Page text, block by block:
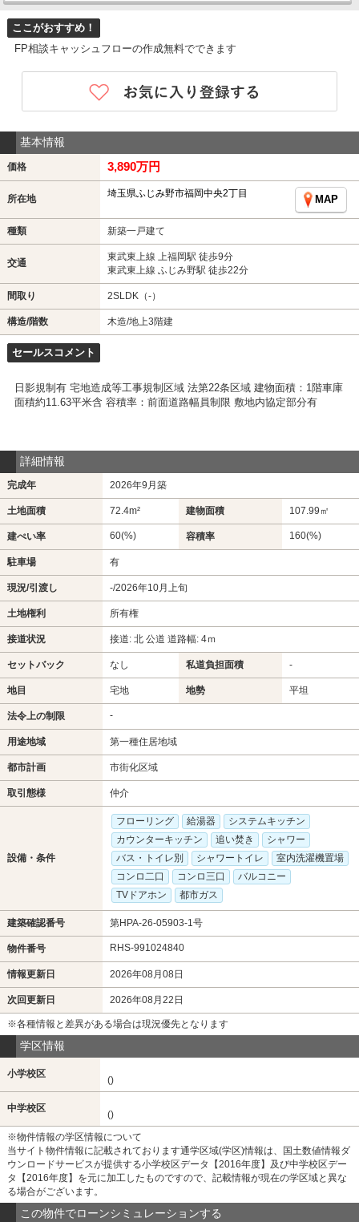
ここがおすすめ！
FP相談キャッシュフローの作成無料でできます
基本情報
価格 3,890万円
所在地 埼玉県ふじみ野市福岡中央2丁目
MAP
種類 新築一戸建て
交通
東武東上線 上福岡駅 徒歩9分
東武東上線 ふじみ野駅 徒歩22分
間取り 2SLDK（-）
構造/階数 木造/地上3階建
セールスコメント
日影規制有 宅地造成等工事規制区域 法第22条区域 建物面積：1階車庫
面積約11.63平米含 容積率：前面道路幅員制限 敷地内協定部分有
詳細情報
完成年 2026年9月築
土地面積 72.4m² 建物面積 107.99㎡
建ぺい率 60(%) 容積率 160(%)
駐車場 有
現況/引渡し -/2026年10月上旬
土地権利 所有権
接道状況 接道: 北 公道 道路幅: 4ｍ
セットバック なし 私道負担面積 -
地目 宅地 地勢 平坦
法令上の制限 -
用途地域 第一種住居地域
都市計画 市街化区域
取引態様 仲介
設備・条件
フローリング 給湯器
システムキッチン
カウンターキッチン
追い焚き
シャワー
バス・トイレ別
シャワートイレ
室内洗濯機置場
コンロ二口
コンロ三口
バルコニー
TVドアホン
都市ガス
建築確認番号 第HPA-26-05903-1号
物件番号 RHS-991024840
情報更新日 2026年08月08日
次回更新日 2026年08月22日
※各種情報と差異がある場合は現況優先となります
学区情報
小学校区
()
中学校区
()
※物件情報の学区情報について
当サイト物件情報に記載されております通学区域(学区)情報は、国土数値情報ダ
ウンロードサービスが提供する小学校区データ【2016年度】及び中学校区デー
タ【2016年度】を元に加工したものですので、記載情報が現在の学区域と異な
る場合がございます。
この物件でローンシミュレーションする